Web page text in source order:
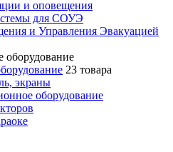
и оповещения
для СОУЭ
и Управления Эвакуацией
23 товара
экраны
оборудование